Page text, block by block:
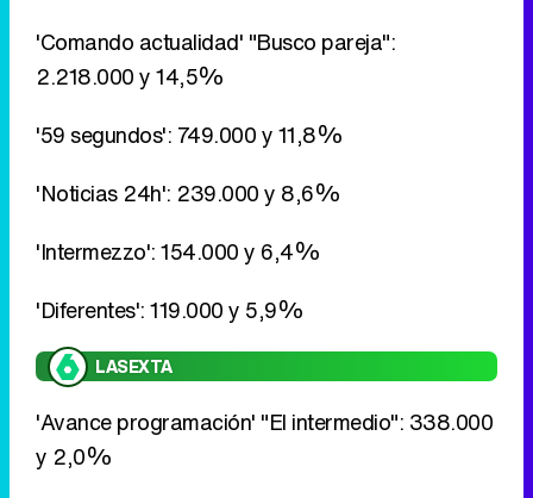
'Comando actualidad' "Busco pareja":
2.218.000 y 14,5%
'59 segundos': 749.000 y 11,8%
'Noticias 24h': 239.000 y 8,6%
'Intermezzo': 154.000 y 6,4%
'Diferentes': 119.000 y 5,9%
LASEXTA
'Avance programación' "El intermedio": 338.000
y 2,0%